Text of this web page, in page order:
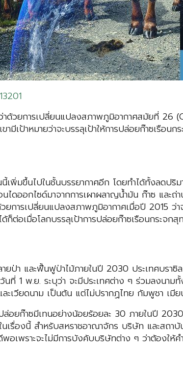
าด้วยการเปลี่ยนแปลงสภาพภูมิอากาศสมัยที่ 26
มีเป้าหมายว่าจะบรรลุเป้าให้การปล่อยก๊าซเรื
พิ่มขึ้นไปในชั้นบรรยากาศอีก โดยทำได้ทั้งลดปริ
ดออกไซด์มาจากการเผาผลาญน้ำมัน ก๊าซ และ
การเปลี่ยนแปลงสภาพภูมิอากาศเมื่อปี 2015 ว่
ต่อเมื่อโลกบรรลุเป้าการปล่อยก๊าซเรือนกระจก
ายป่า และฟื้นฟูป่าไม้ภายในปี 2030 ประเทศบร
1 พ.ย. ระบุว่า จะมีประเทศต่าง ๆ ร่วมลงนาม
เวียดนาม เป็นต้น แต่ไม่ปรากฏไทย กัมพูชา เมี
อยก๊าซมีเทนอย่างน้อยร้อยละ 30 ภายในปี
รื่องนี้ สำหรับสหราชอาณาจักร บริษัท และสถาบั
อเพราะจะไม่มีการบังคับบริษัทต่าง ๆ ว่าต้องใ